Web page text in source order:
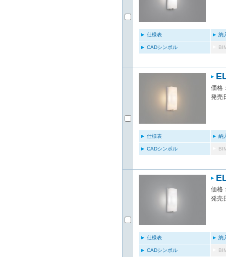
仕様表 納
CADシンボル
価格
発売
仕様表 納
CADシンボル
価格
発売
仕様表 納
CADシンボル